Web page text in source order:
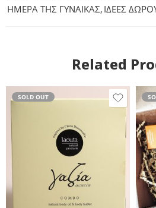
ΗΜΕΡΑ ΤΗΣ ΓΥΝΑΙΚΑΣ, ΙΔΕΕΣ
Related
SOLD OUT